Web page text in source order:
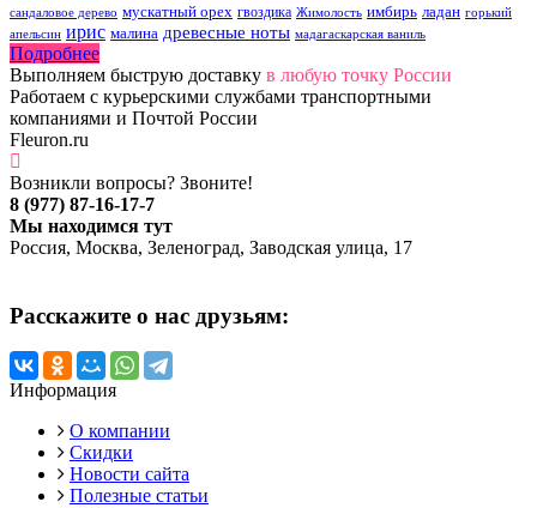
сандаловое дерево мускатный орех гвоздика Жимолость имбирь ладан горький
апельсин ирис малина древесные ноты мадагаскарская ваниль
Подробнее
Выполняем быструю доставку в любую точку России
Работаем с курьерскими службами транспортными
компаниями и Почтой России
Fleuron.ru
Возникли вопросы? Звоните!
8 (977) 87-16-17-7
Мы находимся тут
Россия, Москва, Зеленоград, Заводская улица, 17
Расскажите о нас друзьям:
Информация
О компании
Скидки
Новости сайта
Полезные статьи